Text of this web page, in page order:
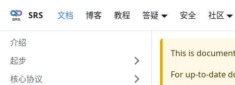
SRS 文档 博客 教程 答疑 安全 社区
介绍
起步
核心协议
This is
For up-to-date